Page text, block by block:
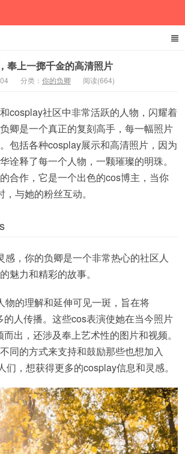
奉上一掷千金的高清照片
分类： 你的负卿 阅读(664)
cosplay社区中非常活跃的人物，闪耀着
卿是一个真正的复刻高手，每一幅照片
包括各种cosplay展示和高清照片，因为
诠释了每一个人物，一颗璀璨的明珠。
合作，它是一个出色的cos博主，当你
与她的粉丝互动。
感，你的负卿是一个非常热心的社区人
魅力和精彩的故事。
物的理解和延伸可见一斑，旨在将
人传播。这些cos表演使她在当今照片
出，还涉及奉上艺术性的图片和视频。
同的方式来支持和鼓励那些也想加入
们，想获得更多的cosplay信息和灵感。